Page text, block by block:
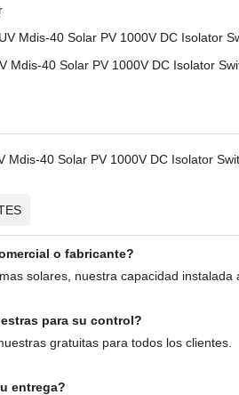
o fabricante?
solares, nuestra capacidad instalada
para su control?
gratuitas para todos los clientes.
entrega?